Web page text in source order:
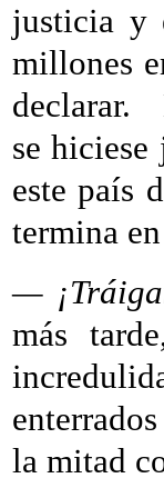
justicia y
millones
declarar.
se
este país
termina
—
más
la mitad